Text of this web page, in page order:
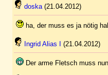
doska(21.04.2012)
ha, der muss es ja nötig
Ingrid Alias I (21.04.2012)
Der arme Fletsch muss